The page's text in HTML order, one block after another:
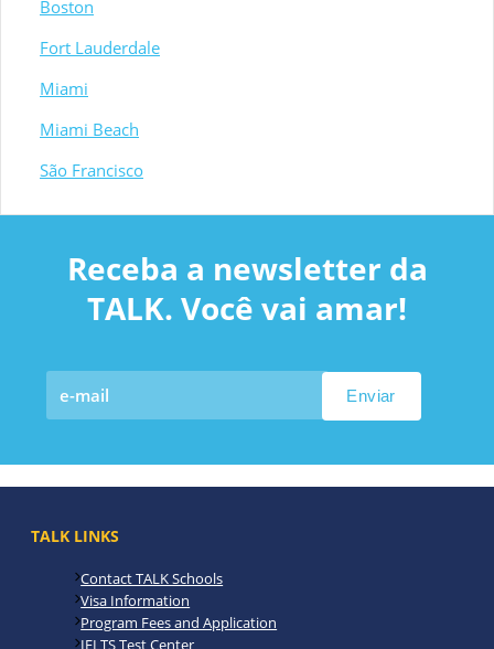
Boston
Fort Lauderdale
Miami
Miami Beach
São Francisco
Receba a newsletter da
TALK. Você vai amar!
TALK LINKS
Contact TALK Schools
Visa Information
Program Fees and Application